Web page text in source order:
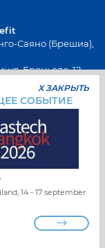
файлы cookie. Подробнее
Саяно (Брешиа),
ул. Броньоло, 12,
- Fiscal Code:
258271
000,00 евро
X ЗАКРЫТЬ
СОБЫТИЕ
14 - 17 september